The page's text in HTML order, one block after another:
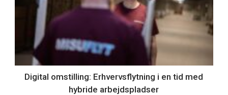
Digital omstilling: Erhvervsflytning i en tid med
hybride arbejdspladser